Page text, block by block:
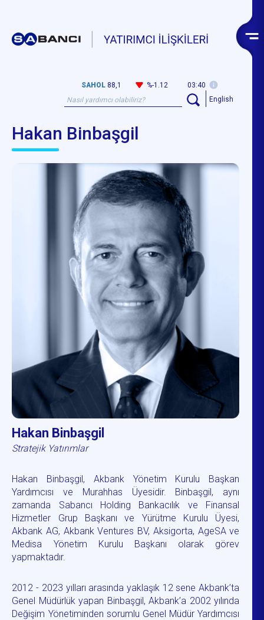
SAHOL 88,1 %-1.12
03:40
English
Hakan Binbaşgil
Hakan Binbaşgil
Stratejik Yatırımlar
Hakan Binbaşgil, Akbank Yönetim Kurulu Başkan
Yardımcısı ve Murahhas Üyesidir. Binbaşgil, aynı
zamanda Sabancı Holding Bankacılık ve Finansal
Hizmetler Grup Başkanı ve Yürütme Kurulu Üyesi,
Akbank AG, Akbank Ventures BV, Aksigorta, AgeSA ve
Medisa Yönetim Kurulu Başkanı olarak görev
yapmaktadır.
2012 - 2023 yılları arasında yaklaşık 12 sene Akbank’ta
Genel Müdürlük yapan Binbaşgil, Akbank’a 2002 yılında
Değişim Yönetiminden sorumlu Genel Müdür Yardımcısı